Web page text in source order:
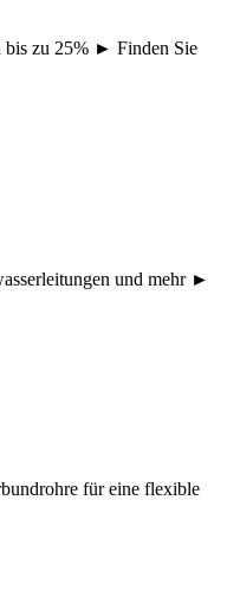
bis zu 25% ► Finden Sie
und mehr ►
für eine flexible